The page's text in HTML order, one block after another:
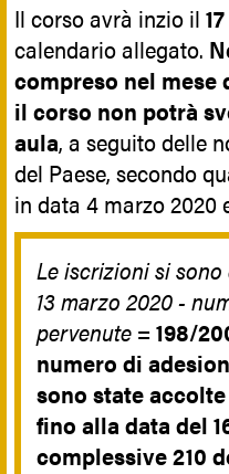
Il corso avrà inzio il
calendario allegato.
compreso nel mese
il corso non potrà
aula, a seguito delle
del Paese, secondo
in data 4 marzo 2020
Le iscrizioni si
13 marzo 2020 -
pervenute =198/
numero di
sono state
fino alla data del
complessive 210